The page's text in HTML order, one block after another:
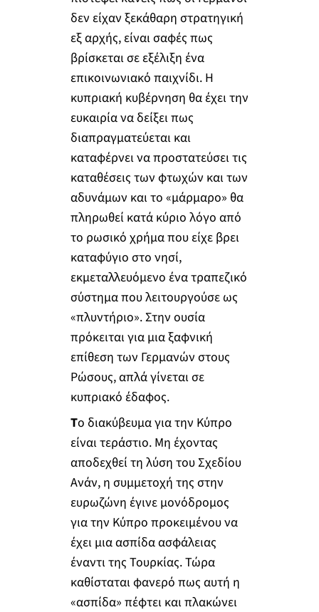
δεν είχαν ξεκάθαρη στρατηγική
εξ αρχής, είναι σαφές πως
βρίσκεται σε εξέλιξη ένα
επικοινωνιακό παιχνίδι. Η
κυπριακή κυβέρνηση θα έχει την
ευκαιρία να δείξει πως
διαπραγματεύεται και
καταφέρνει να προστατεύσει τις
καταθέσεις των φτωχών και των
αδυνάμων και το «μάρμαρο» θα
πληρωθεί κατά κύριο λόγο από
το ρωσικό χρήμα που είχε βρει
καταφύγιο στο νησί,
εκμεταλλευόμενο ένα τραπεζικό
σύστημα που λειτουργούσε ως
«πλυντήριο». Στην ουσία
πρόκειται για μια ξαφνική
επίθεση των Γερμανών στους
Ρώσους, απλά γίνεται σε
κυπριακό έδαφος.
Το διακύβευμα για την Κύπρο
είναι τεράστιο. Μη έχοντας
αποδεχθεί τη λύση του Σχεδίου
Ανάν, η συμμετοχή της στην
ευρωζώνη έγινε μονόδρομος
για την Κύπρο προκειμένου να
έχει μια ασπίδα ασφάλειας
έναντι της Τουρκίας. Τώρα
καθίσταται φανερό πως αυτή η
«ασπίδα» πέφτει και πλακώνει